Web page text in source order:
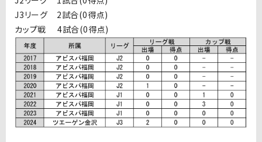
J3リーグ 2試合(0得点)
カップ戦 4試合(0得点)